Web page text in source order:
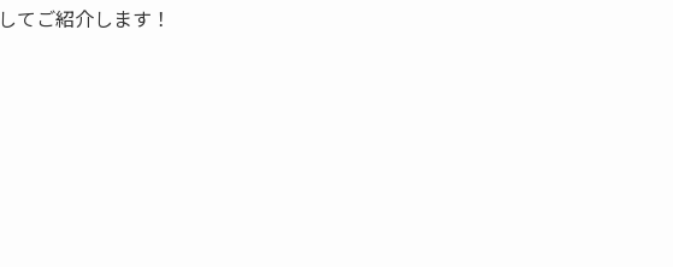
してご紹介します！